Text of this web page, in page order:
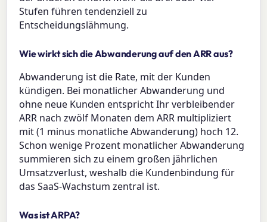
Stufen führen tendenziell zu
Entscheidungslähmung.
Wie wirkt sich die Abwanderung auf den ARR aus?
Abwanderung ist die Rate, mit der Kunden
kündigen. Bei monatlicher Abwanderung und
ohne neue Kunden entspricht Ihr verbleibender
ARR nach zwölf Monaten dem ARR multipliziert
mit (1 minus monatliche Abwanderung) hoch 12.
Schon wenige Prozent monatlicher Abwanderung
summieren sich zu einem großen jährlichen
Umsatzverlust, weshalb die Kundenbindung für
das SaaS-Wachstum zentral ist.
Was ist ARPA?